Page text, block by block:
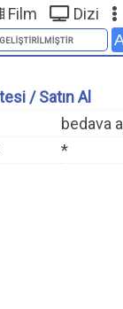
Film Dizi
/ Satın Al
bedava al
*